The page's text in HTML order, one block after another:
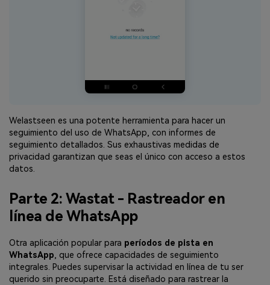
Welastseen es una potente herramienta para hacer un
seguimiento del uso de WhatsApp, con informes de
seguimiento detallados. Sus exhaustivas medidas de
privacidad garantizan que seas el único con acceso a estos
datos.
Parte 2: Wastat - Rastreador en
línea de WhatsApp
Otra aplicación popular para períodos de pista en
WhatsApp , que ofrece capacidades de seguimiento
integrales. Puedes supervisar la actividad en línea de tu ser
querido sin preocuparte. Está diseñado para rastrear la